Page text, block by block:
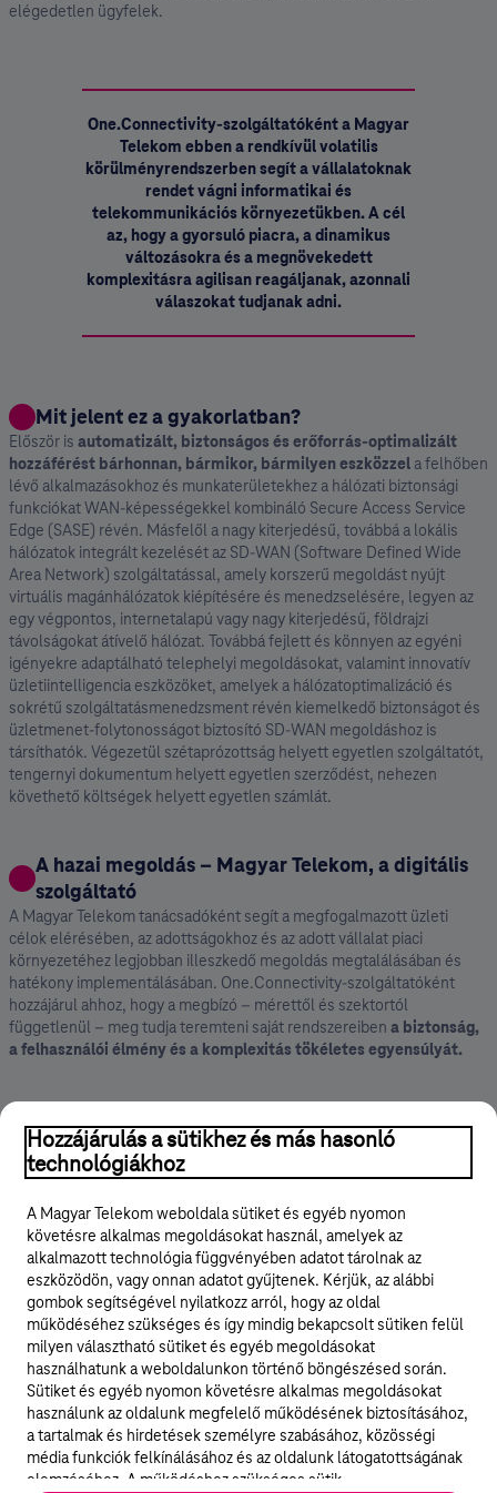
elégedetlen ügyfelek.
One.Connectivity-szolgáltatóként a Magyar
Telekom ebben a rendkívül volatilis
körülményrendszerben segít a vállalatoknak
rendet vágni informatikai és
telekommunikációs környezetükben. A cél
az, hogy a gyorsuló piacra, a dinamikus
változásokra és a megnövekedett
komplexitásra agilisan reagáljanak, azonnali
válaszokat tudjanak adni.
Mit jelent ez a gyakorlatban?
Először is automatizált, biztonságos és erőforrás-optimalizált
hozzáférést bárhonnan, bármikor, bármilyen eszközzel a felhőben
lévő alkalmazásokhoz és munkaterületekhez a hálózati biztonsági
funkciókat WAN-képességekkel kombináló Secure Access Service
Edge (SASE) révén. Másfelől a nagy kiterjedésű, továbbá a lokális
hálózatok integrált kezelését az SD-WAN (Software Defined Wide
Area Network) szolgáltatással, amely korszerű megoldást nyújt
virtuális magánhálózatok kiépítésére és menedzselésére, legyen az
egy végpontos, internetalapú vagy nagy kiterjedésű, földrajzi
távolságokat átívelő hálózat. Továbbá fejlett és könnyen az egyéni
igényekre adaptálható telephelyi megoldásokat, valamint innovatív
üzletiintelligencia eszközöket, amelyek a hálózatoptimalizáció és
sokrétű szolgáltatásmenedzsment révén kiemelkedő biztonságot és
üzletmenet-folytonosságot biztosító SD-WAN megoldáshoz is
társíthatók. Végezetül szétaprózottság helyett egyetlen szolgáltatót,
tengernyi dokumentum helyett egyetlen szerződést, nehezen
követhető költségek helyett egyetlen számlát.
A hazai megoldás – Magyar Telekom, a digitális
szolgáltató
A Magyar Telekom tanácsadóként segít a megfogalmazott üzleti
célok elérésében, az adottságokhoz és az adott vállalat piaci
környezetéhez legjobban illeszkedő megoldás megtalálásában és
hatékony implementálásában. One.Connectivity-szolgáltatóként
hozzájárul ahhoz, hogy a megbízó – mérettől és szektortól
függetlenül – meg tudja teremteni saját rendszereiben a biztonság,
a felhasználói élmény és a komplexitás tökéletes egyensúlyát.
© 2026 Magyar Telekom Nyrt.
Karrier
Adatvédelem
Süti beállítások
Hozzájárulás a sütikhez és más hasonló
technológiákhoz
A Magyar Telekom weboldala sütiket és egyéb nyomon
követésre alkalmas megoldásokat használ, amelyek az
alkalmazott technológia függvényében adatot tárolnak az
eszközödön, vagy onnan adatot gyűjtenek. Kérjük, az alábbi
gombok segítségével nyilatkozz arról, hogy az oldal
működéséhez szükséges és így mindig bekapcsolt sütiken felül
milyen választható sütiket és egyéb megoldásokat
használhatunk a weboldalunkon történő böngészésed során.
Sütiket és egyéb nyomon követésre alkalmas megoldásokat
használunk az oldalunk megfelelő működésének biztosításához,
a tartalmak és hirdetések személyre szabásához, közösségi
média funkciók felkínálásához és az oldalunk látogatottságának
elemzéséhez. A működéshez szükséges sütik